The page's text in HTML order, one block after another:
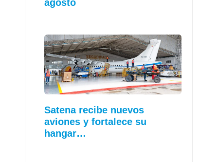
agosto
Satena recibe nuevos
aviones y fortalece su
hangar…